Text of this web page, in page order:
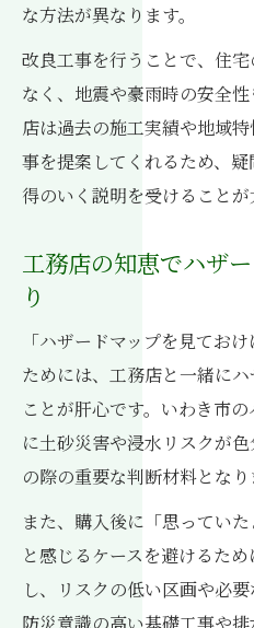
な方法が異なります。
改良工事を行うことで、住
なく、地震や豪雨時の安全
店は過去の施工実績や地域
事を提案してくれるため、
得のいく説明を受けることが
工務店の知恵でハザ
り
「ハザードマップを見てお
ためには、工務店と一緒に
ことが肝心です。いわき市
に土砂災害や浸水リスクが
の際の重要な判断材料となり
また、購入後に「思ってい
と感じるケースを避けるた
し、リスクの低い区画や必